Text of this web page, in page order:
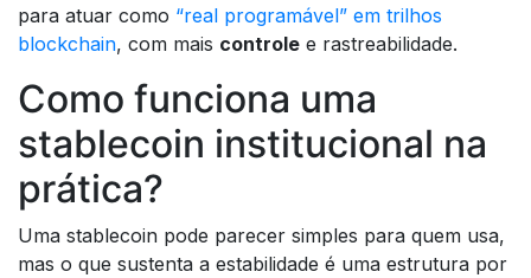
para atuar como “real programável” em trilhos
blockchain, com mais controle e rastreabilidade.
Como funciona uma
stablecoin institucional na
prática?
Uma stablecoin pode parecer simples para quem usa,
mas o que sustenta a estabilidade é uma estrutura por